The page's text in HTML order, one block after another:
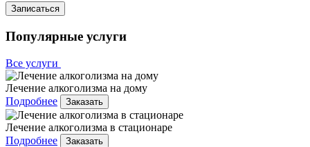
Записаться
Популярные услуги
Все услуги
Лечение алкоголизма на дому
Подробнее
Заказать
Лечение алкоголизма в стационаре
Подробнее
Заказать